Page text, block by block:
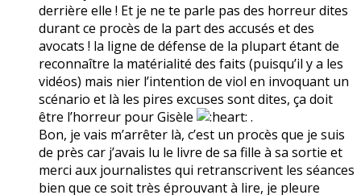
derrière elle ! Et je ne te parle pas des horreur dites
durant ce procès de la part des accusés et des
avocats ! la ligne de défense de la plupart étant de
reconnaître la matérialité des faits (puisqu’il y a les
vidéos) mais nier l’intention de viol en invoquant un
scénario et là les pires excuses sont dites, ça doit
être l’horreur pour Gisèle
.
Bon, je vais m’arrêter là, c’est un procès que je suis
de près car j’avais lu le livre de sa fille à sa sortie et
merci aux journalistes qui retranscrivent les séances
bien que ce soit très éprouvant à lire, je pleure